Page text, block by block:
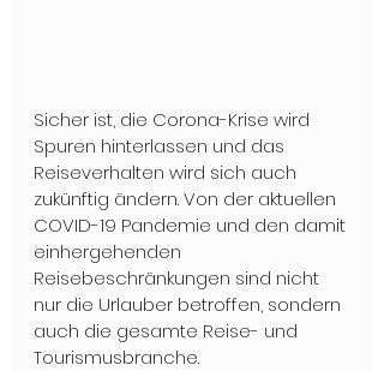
Sicher ist, die Corona-Krise wird
Spuren hinterlassen und das
Reiseverhalten wird sich auch
zukünftig ändern. Von der aktuellen
COVID-19 Pandemie und den damit
einhergehenden
Reisebeschränkungen sind nicht
nur die Urlauber betroffen, sondern
auch die gesamte Reise- und
Tourismusbranche.